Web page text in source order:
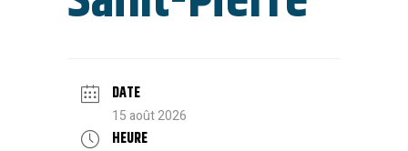
DATE
15 août 2026
HEURE